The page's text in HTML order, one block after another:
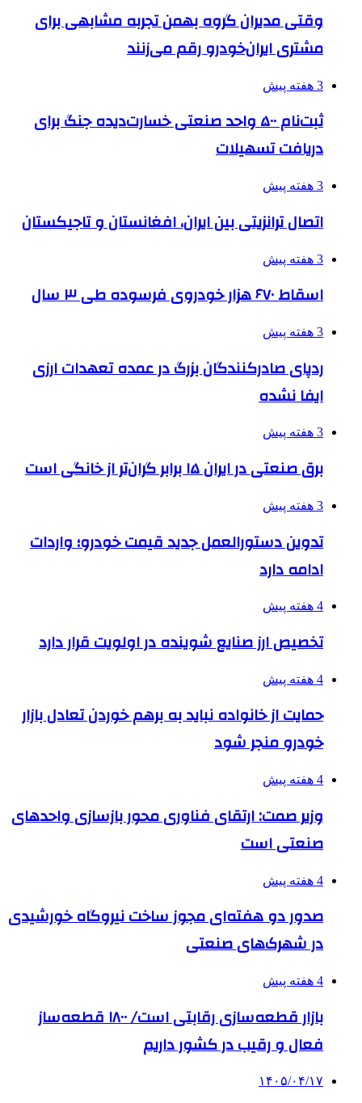
وقتی مدیران گروه بهمن تجربه مشابهی برای
مشتری ایران‌خودرو رقم می‌زنند
3 هفته پیش
ثبت‌نام ۵۰۰ واحد صنعتی خسارت‌دیده جنگ برای
دریافت تسهیلات
3 هفته پیش
اتصال ترانزیتی بین ایران، افغانستان و تاجیکستان
3 هفته پیش
اسقاط ۶۷۰ هزار خودروی فرسوده طی ۳ سال
3 هفته پیش
ردپای صادرکنندگان بزرگ در عمده تعهدات ارزی
ایفا نشده
3 هفته پیش
برق صنعتی در ایران ۱۵ برابر گران‌تر از خانگی است
3 هفته پیش
تدوین دستورالعمل جدید قیمت خودرو؛ واردات
ادامه دارد
4 هفته پیش
تخصیص ارز صنایع شوینده در اولویت قرار دارد
4 هفته پیش
حمایت از خانواده نباید به برهم خوردن تعادل بازار
خودرو منجر شود
4 هفته پیش
وزیر صمت: ارتقای فناوری محور بازسازی واحدهای
صنعتی است
4 هفته پیش
صدور دو هفته‌ای مجوز ساخت نیروگاه خورشیدی
در شهرک‌های صنعتی
4 هفته پیش
بازار قطعه‌سازی رقابتی است/ ۱۸۰۰ قطعه‌ساز
فعال و رقیب در کشور داریم
۱۴۰۵/۰۴/۱۷